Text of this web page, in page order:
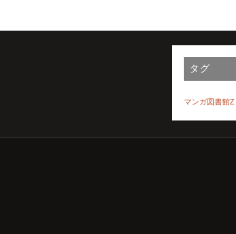
タグ
マンガ図書館Z